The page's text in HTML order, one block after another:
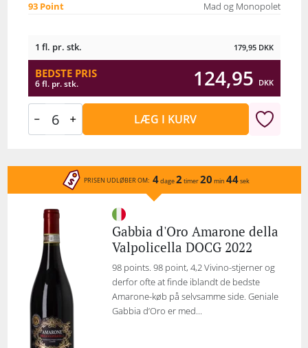
93 Point
Mad og Monopolet
1 fl. pr. stk. 179,95 DKK
BEDSTE PRIS
6 fl. pr. stk. 124,95 DKK
LÆG I KURV
PRISEN UDLØBER OM: 4dage2 timer20 min 44sek
Gabbia d'Oro Amarone della
Valpolicella DOCG 2022
98 points. 98 point, 4,2 Vivino-stjerner og
derfor ofte at finde iblandt de bedste
Amarone-køb på selvsamme side. Geniale
Gabbia d’Oro er med...